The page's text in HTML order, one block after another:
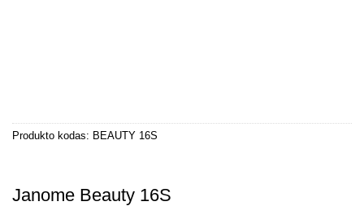
Produkto kodas: BEAUTY 16S
Janome Beauty 16S